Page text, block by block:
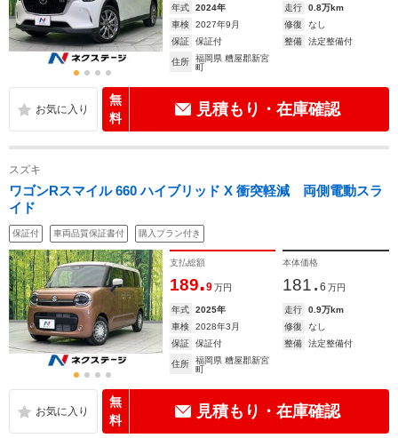
年式 2024年 走行
0.8万km
車検
2027年9月 修復
なし
保証
保証付 整備 法定整備付
住所
福岡県 糟屋郡新宮
町
無
料
見積もり・在庫確認
スズキ
ワゴンRスマイル 660 ハイブリッド X 衝突軽減 両側電動スラ
イド
保証付 車両品質保証書付 購入プラン付き
支払総額
189.9 万円
本体価格
181. 6 万円
年式 2025年 走行
0.9万km
車検
2028年3月 修復
なし
保証
保証付 整備 法定整備付
住所
福岡県 糟屋郡新宮
町
無
料
見積もり・在庫確認